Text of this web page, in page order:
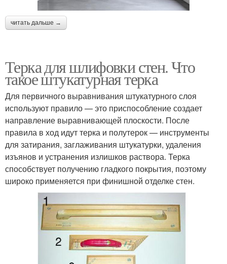
читать дальше →
Терка для шлифовки стен. Что
такое штукатурная терка
Для первичного выравнивания штукатурного слоя
используют правило — это приспособление создает
направление выравнивающей плоскости. После
правила в ход идут терка и полутерок — инструменты
для затирания, заглаживания штукатурки, удаления
изъянов и устранения излишков раствора. Терка
способствует получению гладкого покрытия, поэтому
широко применяется при финишной отделке стен.